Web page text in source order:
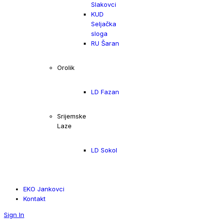
Slakovci
KUD
Seljačka
sloga
RU Šaran
Orolik
LD Fazan
Srijemske
Laze
LD Sokol
EKO Jankovci
Kontakt
Sign In